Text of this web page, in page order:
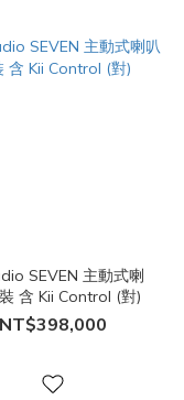
SEVEN 主動式喇
含 Kii Control (對)
NT$398,000